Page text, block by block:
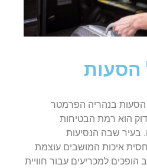
הסעות
בנהריה הפרמטר
הוא רמת הבטיחות
בעיר שבה הנסיעות
יחסית איכות המושבים עוצמת
למכריעים עבור חוויית